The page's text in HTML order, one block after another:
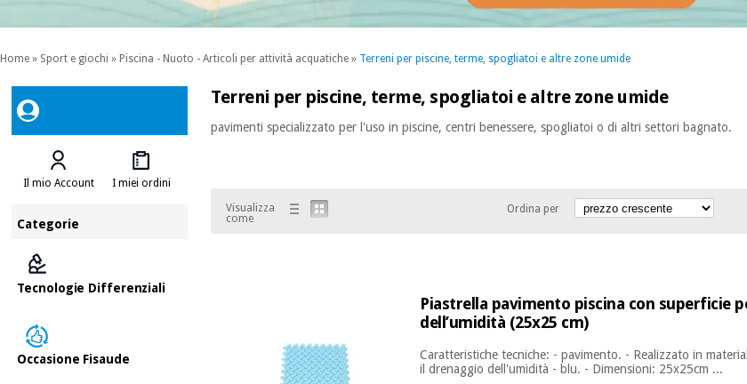
Home » Sport e giochi » Piscina - Nuoto - Articoli per attività acquatiche » Terreni per piscine, terme, spogliatoi e altre zone umide
Il mio Account I miei ordini
Categorie
Tecnologie Differenziali
Occasione Fisaude
Terreni per piscine, terme, spogliatoi e altre zone umide
pavimenti specializzato per l'uso in piscine, centri benessere, spogliatoi o di altri settori bagnato.
Visualizza
come
Ordina per
Piastrella pavimento piscina con superficie
dell’umidità (25x25 cm)
Caratteristiche tecniche: - pavimento. - Realizzato in
il drenaggio dell'umidità - blu. - Dimensioni: 25x25cm ...